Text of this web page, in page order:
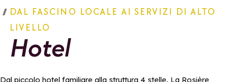
DAL FASCINO LOCALE AI SERVIZI DI ALTO
LIVELLO
Hotel
Dal piccolo hotel familiare alla struttura 4 stelle, La Rosière